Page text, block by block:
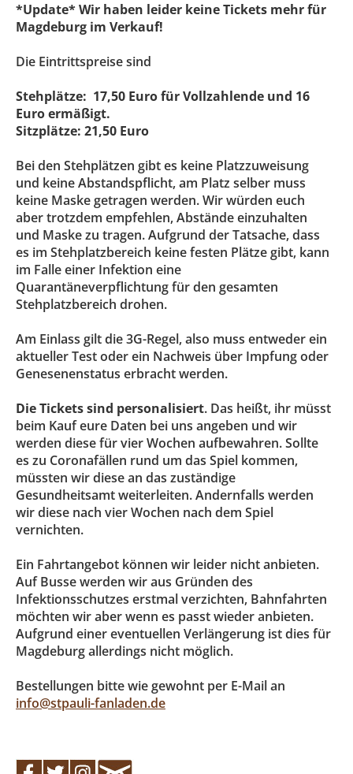
*Update*Wir haben leider keine Tickets mehr für
Magdeburg im Verkauf!
Die Eintrittspreise sind
Stehplätze: 17,50 Euro für Vollzahlende und 16
Euro ermäßigt.
Sitzplätze: 21,50 Euro
Bei den Stehplätzen gibt es keine Platzzuweisung
und keine Abstandspflicht, am Platz selber muss
keine Maske getragen werden. Wir würden euch
aber trotzdem empfehlen, Abstände einzuhalten
und Maske zu tragen. Aufgrund der Tatsache, dass
es im Stehplatzbereich keine festen Plätze gibt, kann
im Falle einer Infektion eine
Quarantäneverpflichtung für den gesamten
Stehplatzbereich drohen.
Am Einlass gilt die 3G-Regel, also muss entweder ein
aktueller Test oder ein Nachweis über Impfung oder
Genesenenstatus erbracht werden.
Die Tickets sind personalisiert. Das heißt, ihr müsst
beim Kauf eure Daten bei uns angeben und wir
werden diese für vier Wochen aufbewahren. Sollte
es zu Coronafällen rund um das Spiel kommen,
müssten wir diese an das zuständige
Gesundheitsamt weiterleiten. Andernfalls werden
wir diese nach vier Wochen nach dem Spiel
vernichten.
Ein Fahrtangebot können wir leider nicht anbieten.
Auf Busse werden wir aus Gründen des
Infektionsschutzes erstmal verzichten, Bahnfahrten
möchten wir aber wenn es passt wieder anbieten.
Aufgrund einer eventuellen Verlängerung ist dies für
Magdeburg allerdings nicht möglich.
Bestellungen bitte wie gewohnt per E-Mail an
info@stpauli-fanladen.de